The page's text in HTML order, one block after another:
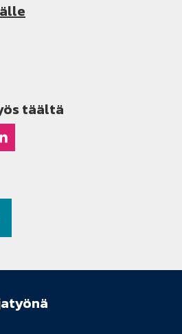
täältä
Linkedinissä